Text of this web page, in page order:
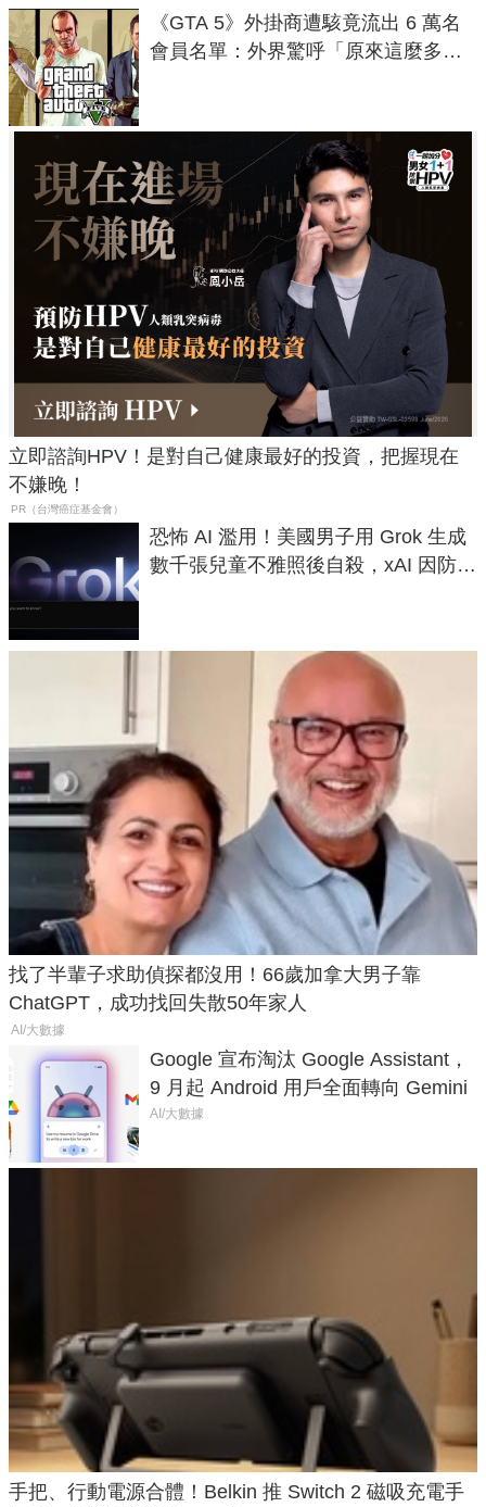
《GTA 5》外掛商遭駭竟流出 6 萬名
會員名單：外界驚呼「原來這麼多人
立即諮詢HPV！是對自己健康最好的投資，把握現在
不嫌晚！
PR（台灣癌症基金會）
恐怖 AI 濫用！美國男子用 Grok 生成
數千張兒童不雅照後自殺，xAI 因防護
找了半輩子求助偵探都沒用！66歲加拿大男子靠
ChatGPT，成功找回失散50年家人
AI/大數據
Google 宣布淘汰 Google Assistant，
9 月起 Android 用戶全面轉向 Gemini
AI/大數據
手把、行動電源合體！Belkin 推 Switch 2 磁吸充電手